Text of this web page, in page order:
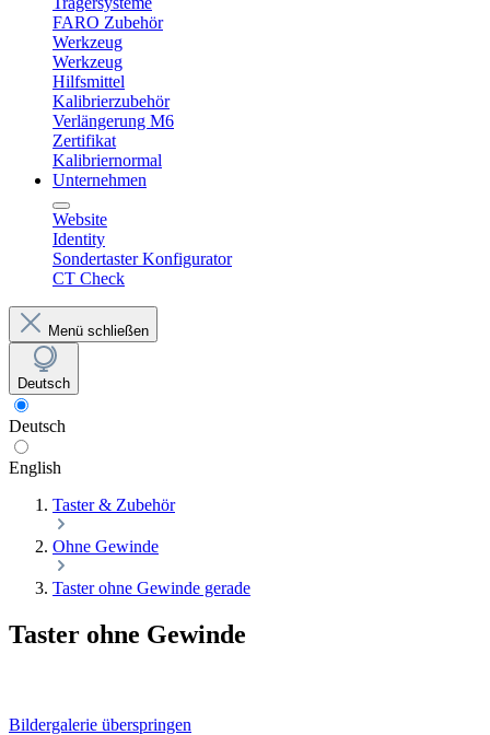
FARO Zubehör
Werkzeug
Werkzeug
Hilfsmittel
Kalibrierzubehör
Verlängerung M6
Zertifikat
Kalibriernormal
Unternehmen
Website
Identity
Sondertaster Konfigurator
CT Check
Menü schließen
Deutsch
Deutsch
English
Taster & Zubehör
Ohne Gewinde
Taster ohne Gewinde gerade
Taster ohne Gewinde
Bildergalerie überspringen